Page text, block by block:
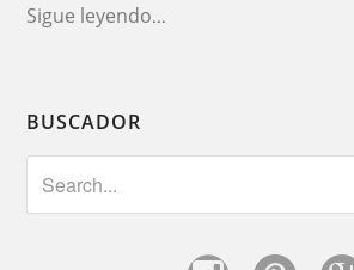
Sigue leyendo...
BUSCADOR